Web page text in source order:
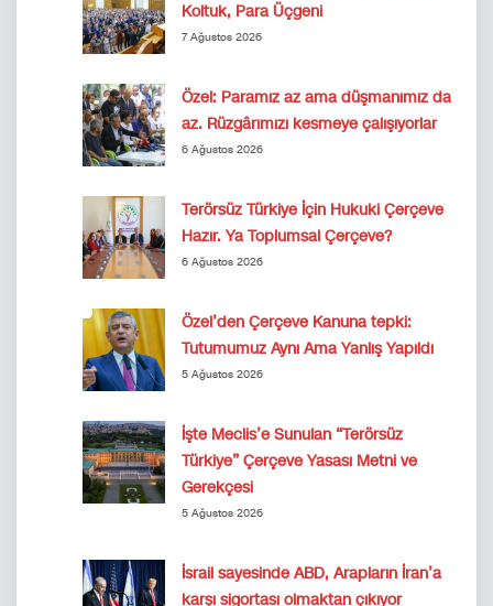
Koltuk, Para Üçgeni
7 Ağustos 2026
Özel: Paramız az ama düşmanımız da
az. Rüzgârımızı kesmeye çalışıyorlar
6 Ağustos 2026
Terörsüz Türkiye İçin Hukuki Çerçeve
Hazır. Ya Toplumsal Çerçeve?
6 Ağustos 2026
Özel’den Çerçeve Kanuna tepki:
Tutumumuz Aynı Ama Yanlış Yapıldı
5 Ağustos 2026
İşte Meclis’e Sunulan “Terörsüz
Türkiye” Çerçeve Yasası Metni ve
Gerekçesi
5 Ağustos 2026
İsrail sayesinde ABD, Arapların İran’a
karşı sigortası olmaktan çıkıyor